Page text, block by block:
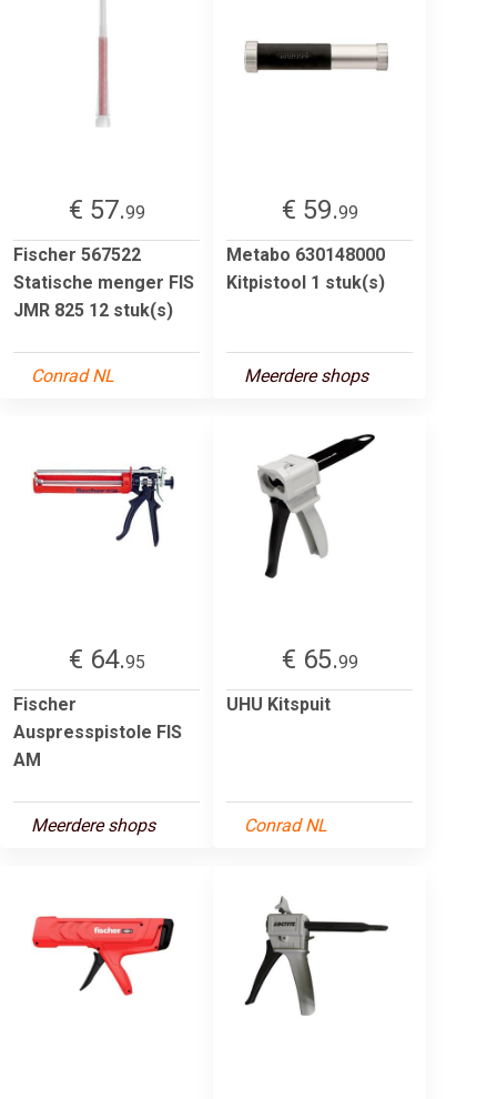
€ 57.99
Fischer 567522
Statische menger FIS
JMR 825 12 stuk(s)
Conrad NL
€ 59.99
Metabo 630148000
Kitpistool 1 stuk(s)
Meerdere shops
€ 64.95
Fischer
Auspresspistole FIS
AM
Meerdere shops
€ 65.99
UHU Kitspuit
Conrad NL